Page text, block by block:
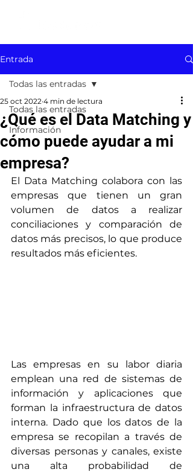
Entrada
Todas las entradas
Información
Todas las entradas
¿Qué es el Data Matching y
cómo puede ayudar a mi
empresa?
25 oct 2022 4 min de lectura
El Data Matching colabora con las
empresas que tienen un gran
volumen de datos a realizar
conciliaciones y comparación de
datos más precisos, lo que produce
resultados más eficientes.
Las empresas en su labor diaria
emplean una red de sistemas de
información y aplicaciones que
forman la infraestructura de datos
interna. Dado que los datos de la
empresa se recopilan a través de
diversas personas y canales, existe
una alta probabilidad de